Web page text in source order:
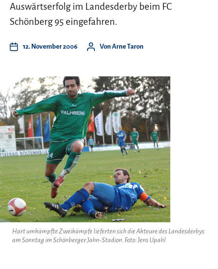
Auswärtserfolg im Landesderby beim FC
Schönberg 95 eingefahren.
12. November 2006 Von Arne Taron
Hart umkämpfte Zweikämpfe lieferten sich die Akteure des Landesderbys
am Sonntag im Schönberger Jahn-Stadion. Foto: Jens Upahl